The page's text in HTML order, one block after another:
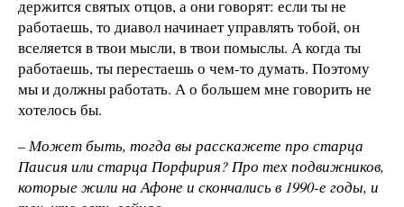
держится святых отцов, а они говорят: если ты не
работаешь, то диавол начинает управлять тобой, он
вселяется в твои мысли, в твои помыслы. А когда ты
работаешь, ты перестаешь о чем-то думать. Поэтому
мы и должны работать. А о большем мне говорить не
хотелось бы.
– Может быть, тогда вы расскажете про старца
Паисия или старца Порфирия? Про тех подвижников,
которые жили на Афоне и скончались в 1990-е годы, и